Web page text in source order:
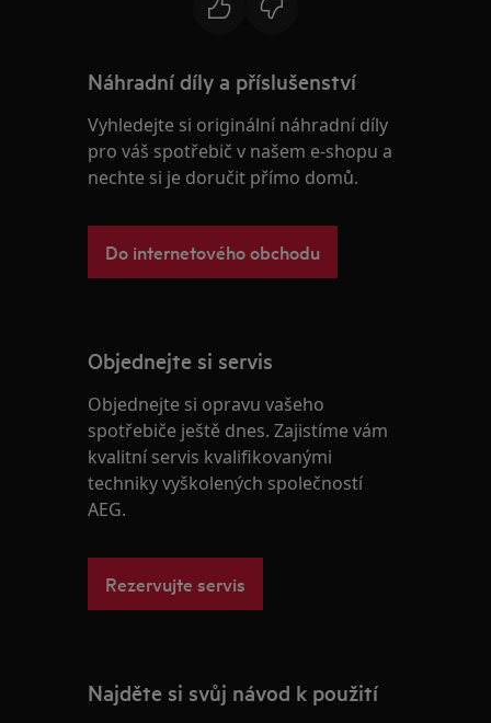
Náhradní díly a příslušenství
Vyhledejte si originální náhradní díly
pro váš spotřebič v našem e-shopu a
nechte si je doručit přímo domů.
Do internetového obchodu
Objednejte si servis
Objednejte si opravu vašeho
spotřebiče ještě dnes. Zajistíme vám
kvalitní servis kvalifikovanými
techniky vyškolených společností
AEG.
Rezervujte servis
Najděte si svůj návod k použití